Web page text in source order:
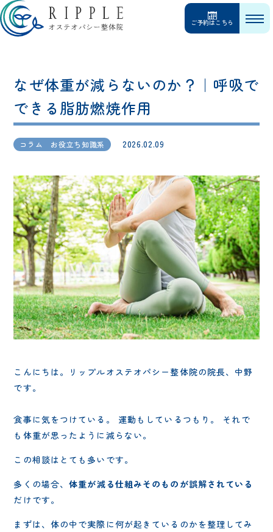
ご予約はこちら
なぜ体重が減らないのか？｜呼吸で
できる脂肪燃焼作用
コラム お役立ち知識系 2026.02.09
こんにちは。リップルオステオパシー整体院の院長、中野
です。
食事に気をつけている。 運動もしているつもり。 それで
も体重が思ったように減らない。
この相談はとても多いです。
多くの場合、体重が減る仕組みそのものが誤解されている
だけです。
まずは、体の中で実際に何が起きているのかを整理してみ